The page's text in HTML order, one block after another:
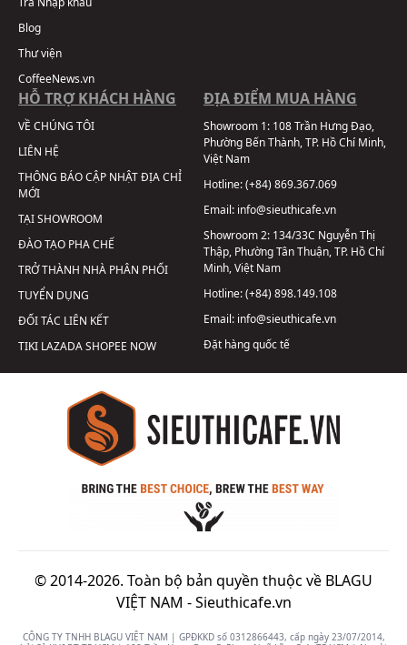
Blog
Thư viện
CoffeeNews.vn
HỖ TRỢ KHÁCH HÀNG
VỀ CHÚNG TÔI
LIÊN HỆ
THÔNG BÁO CẬP NHẬT ĐỊA CHỈ
MỚI
TẠI SHOWROOM
ĐÀO TẠO PHA CHẾ
TRỞ THÀNH NHÀ PHÂN PHỐI
TUYỂN DỤNG
ĐỐI TÁC LIÊN KẾT
TIKI LAZADASHOPEE NOW
ĐỊA ĐIỂM MUA HÀNG
Showroom 1: 108 Trần Hưng Đạo,
Phường Bến Thành, TP. Hồ Chí Minh,
Việt Nam
Hotline:(+84) 869.367.069
Email: info@sieuthicafe.vn
Showroom 2: 134/33C Nguyễn Thị
Thập, Phường Tân Thuận, TP. Hồ Chí
Minh, Việt Nam
Hotline:(+84) 898.149.108
Email: info@sieuthicafe.vn
Đặt hàng quốc tế
© 2014-2026. Toàn bộ bản quyền thuộc về BLAGU
VIỆT NAM -Sieuthicafe.vn
CÔNG TY TNHH BLAGU VIỆT NAM | GPĐKKD số 0312866443, cấp ngày 23/07/2014,